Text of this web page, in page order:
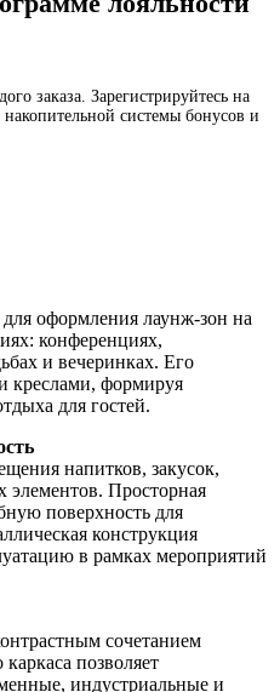
заказа. Зарегистрируйтесь на
системы бонусов и
оформления лаунж-зон на
конференциях,
и вечеринках. Его
креслами, формируя
для гостей.
напитков, закусок,
элементов. Просторная
поверхность для
конструкция
в рамках мероприятий
сочетанием
позволяет
индустриальные и